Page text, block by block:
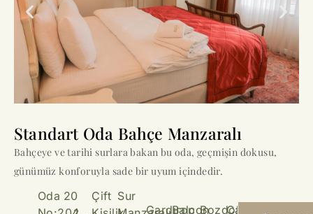
Standart Oda Bahçe Manzaralı
Bahçeye ve tarihi surlara bakan bu oda, geçmişin dokusu,
günümüz konforuyla sade bir uyum içindedir.
Oda 20
Çift Sur
Gardırop
BalconBozdolabı
Çay &